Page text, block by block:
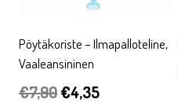
Pöytäkoriste – Ilmapalloteline,
Vaaleansininen
€7,90Alkuperäinen
€4,35Nykyinen